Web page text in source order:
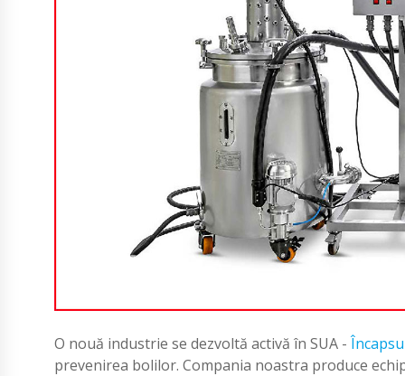
O nouă industrie se dezvoltă activă în SUA -
prevenirea bolilor. Compania noastra produce